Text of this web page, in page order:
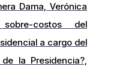
Dama, Verónica
costos del
a cargo del
la Presidencia?,